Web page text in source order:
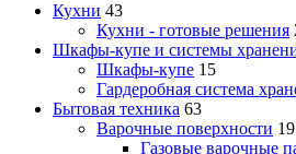
Кухни 43
Кухни - готовые решения
Шкафы-купе и системы
Шкафы-купе 15
Гардеробная система
Бытовая техника 63
Варочные поверхности 19
Газовые варочные